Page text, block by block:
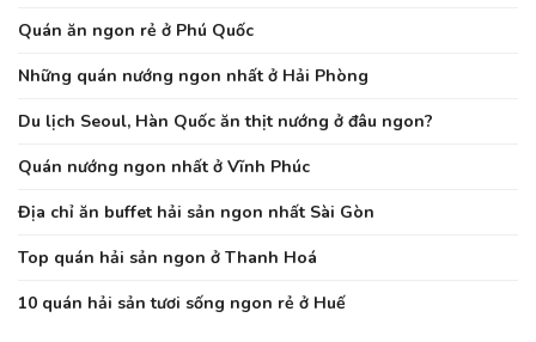
Quán ăn ngon rẻ ở Phú Quốc
Những quán nướng ngon nhất ở Hải Phòng
Du lịch Seoul, Hàn Quốc ăn thịt nướng ở đâu ngon?
Quán nướng ngon nhất ở Vĩnh Phúc
Địa chỉ ăn buffet hải sản ngon nhất Sài Gòn
Top quán hải sản ngon ở Thanh Hoá
10 quán hải sản tươi sống ngon rẻ ở Huế